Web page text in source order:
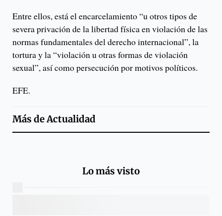
Entre ellos, está el encarcelamiento “u otros tipos de
severa privación de la libertad física en violación de las
normas fundamentales del derecho internacional”, la
tortura y la “violación u otras formas de violación
sexual”, así como persecución por motivos políticos.
EFE.
Más deActualidad
Lo más visto